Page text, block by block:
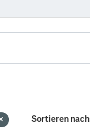
Sortieren nach